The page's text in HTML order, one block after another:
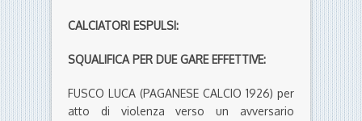
CALCIATORI ESPULSI:
SQUALIFICA PER DUE GARE EFFETTIVE:
FUSCO LUCA (PAGANESE CALCIO 1926) per
atto di violenza verso un avversario